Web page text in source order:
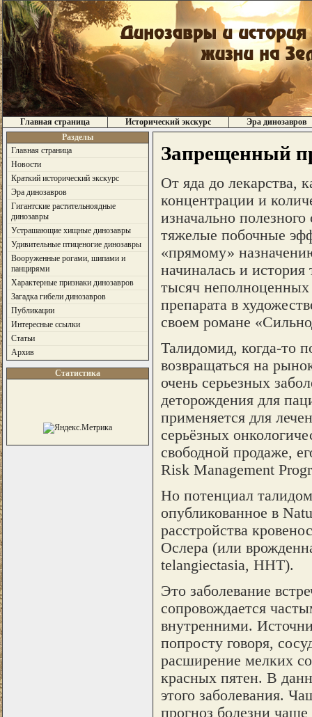
Главная страница Исторический экскурс
Эра динозавров
Разделы
Главная страница
Новости
Краткий исторический экскурс
Эра динозавров
Гигантские растительноядные
динозавры
Устрашающие хищные динозавры
Удивительные птиценогие динозавры
Вооруженные рогами, шипами и
панцирями
Характерные признаки динозавров
Загадка гибели динозавров
Публикации
Интересные ссылки
Статьи
Архив
Статистика
Запрещенный
От яда до лекарства,
концентрации и
изначально
тяжелые побочные
«прямому»
начиналась и
тысяч неполноценных
препарата в
своем романе
Талидомид, когда-то
возвращаться на
очень серьезных
деторождения для
применяется для
серьёзных
свободной продаже,
Risk Management
Но потенциал
опубликованное в
расстройства
Ослера (или
telangiectasia, HHT).
Это заболевание
сопровождается
внутренними.
попросту говоря,
расширение мелких
красных пятен. В
этого заболевания.
прогноз болезни